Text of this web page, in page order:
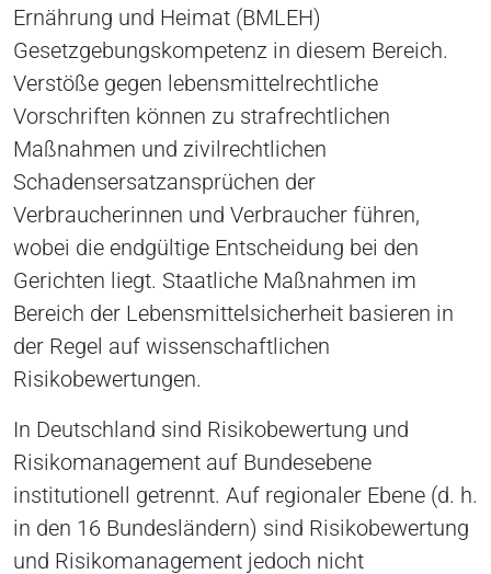
Ernährung und Heimat (BMLEH)
Gesetzgebungskompetenz in diesem Bereich.
Verstöße gegen lebensmittelrechtliche
Vorschriften können zu strafrechtlichen
Maßnahmen und zivilrechtlichen
Schadensersatzansprüchen der
Verbraucherinnen und Verbraucher führen,
wobei die endgültige Entscheidung bei den
Gerichten liegt. Staatliche Maßnahmen im
Bereich der Lebensmittelsicherheit basieren in
der Regel auf wissenschaftlichen
Risikobewertungen.
In Deutschland sind Risikobewertung und
Risikomanagement auf Bundesebene
institutionell getrennt. Auf regionaler Ebene (d. h.
in den 16 Bundesländern) sind Risikobewertung
und Risikomanagement jedoch nicht